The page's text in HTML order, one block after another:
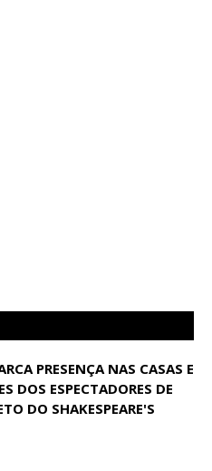
PRESENÇA NAS CASAS E
DOS ESPECTADORES DE
DO SHAKESPEARE'S